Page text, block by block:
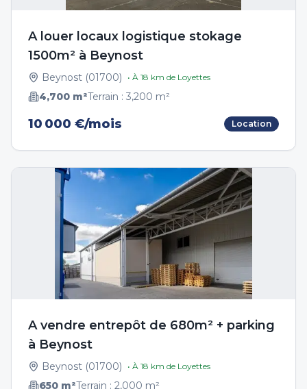
A louer locaux logistique stokage
1500m² à Beynost
Beynost (01700) • À 18 km de Loyettes
4,700 m²Terrain : 3,200 m²
10 000 €/mois Location
A vendre entrepôt de 680m² + parking
à Beynost
Beynost (01700) • À 18 km de Loyettes
650 m²Terrain : 2,000 m²